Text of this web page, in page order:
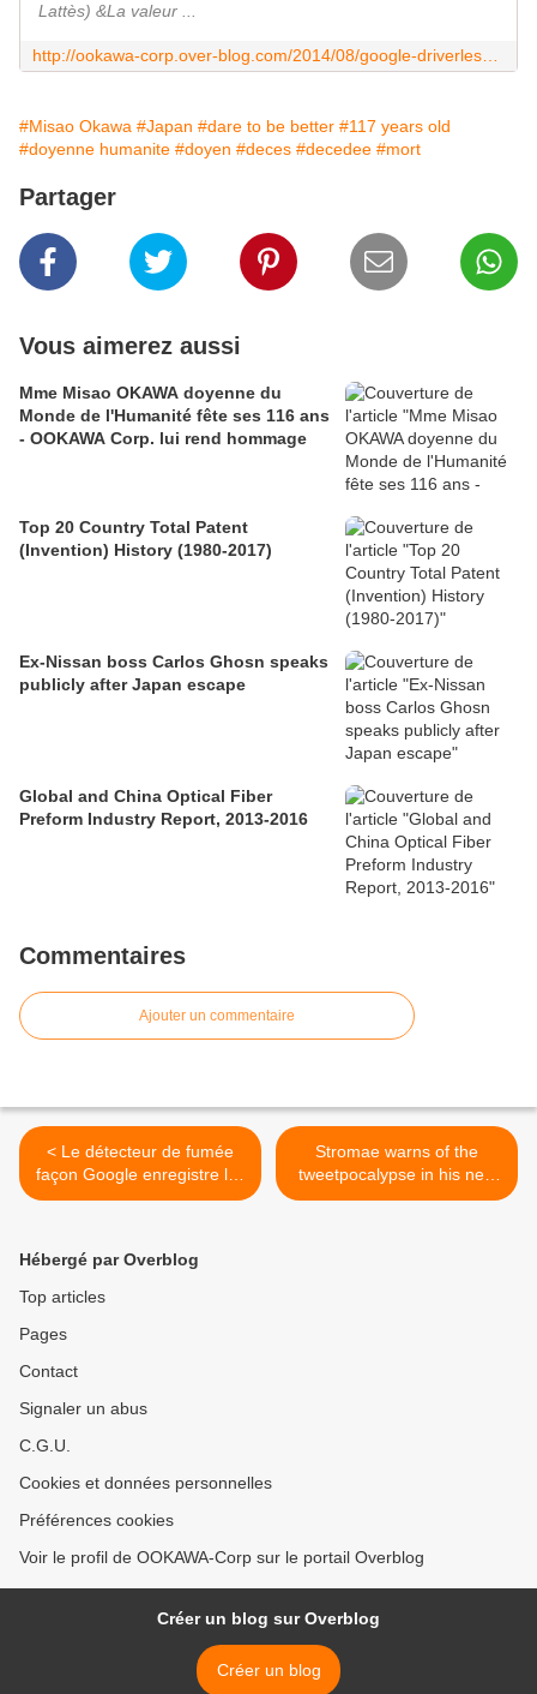
Lattès) &La valeur ...
#Misao Okawa #Japan #dare to be better #117 years old
#doyenne humanite #doyen #deces #decedee #mort
Partager
Vous aimerez aussi
Mme Misao OKAWA doyenne du
Monde de l'Humanité fête ses 116 ans
- OOKAWA Corp. lui rend hommage
Top 20 Country Total Patent
(Invention) History (1980-2017)
Ex-Nissan boss Carlos Ghosn speaks
publicly after Japan escape
Global and China Optical Fiber
Preform Industry Report, 2013-2016
Commentaires
Ajouter un commentaire
< Le détecteur de fumée
façon Google enregistre les
faits et gestes de la
Stromae warns of the
tweetpocalypse in his new
music video for "Carmen,"
Hébergé par Overblog
Top articles
Pages
Contact
Signaler un abus
C.G.U.
Cookies et données personnelles
Préférences cookies
Voir le profil de OOKAWA-Corp sur le portail Overblog
Créer un blog sur Overblog
Créer un blog